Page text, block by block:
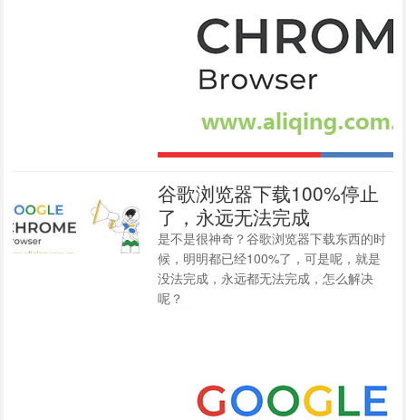
谷歌浏览器下载100%停止
了，永远无法完成
是不是很神奇？谷歌浏览器下载东西的时
候，明明都已经100%了，可是呢，就是
没法完成，永远都无法完成，怎么解决
呢？